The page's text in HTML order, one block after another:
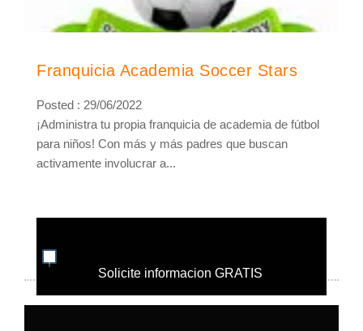
Franquicia Academia Soccer Stars
Posted : 29/06/2022
¡Administra tu propia franquicia de academia de fútbol
para niños! Con más y más padres que buscan
activamente involucrar a...
Solicite informacion GRATIS